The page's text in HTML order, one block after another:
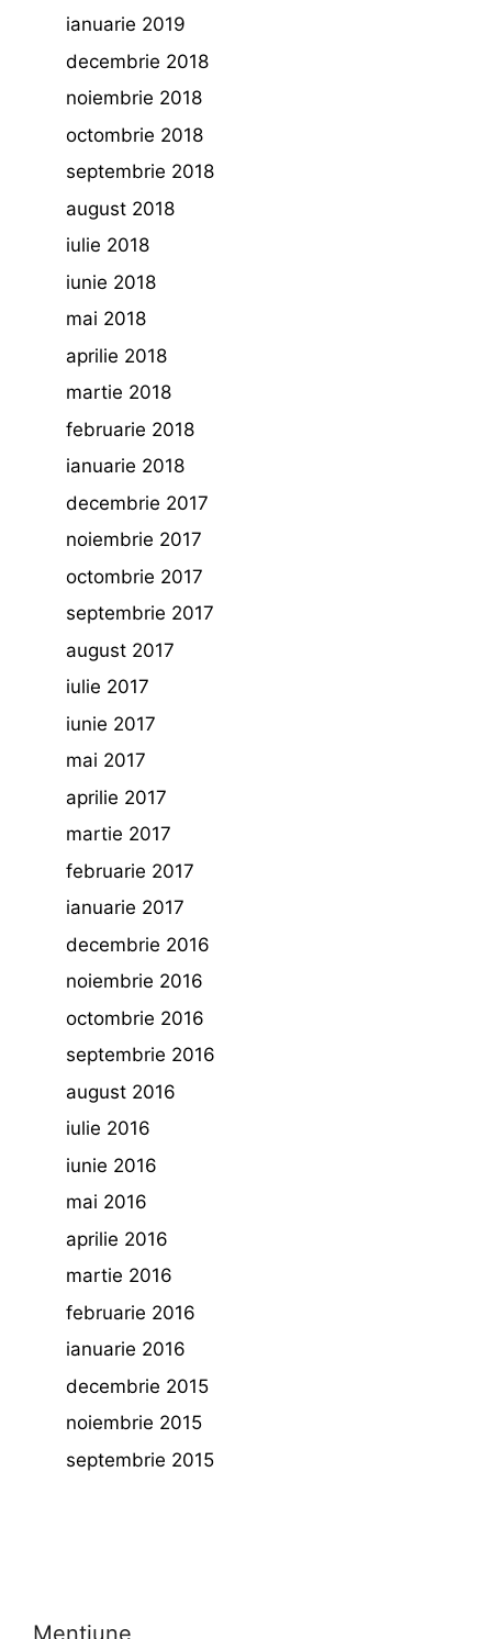
ianuarie 2019
decembrie 2018
noiembrie 2018
octombrie 2018
septembrie 2018
august 2018
iulie 2018
iunie 2018
mai 2018
aprilie 2018
martie 2018
februarie 2018
ianuarie 2018
decembrie 2017
noiembrie 2017
octombrie 2017
septembrie 2017
august 2017
iulie 2017
iunie 2017
mai 2017
aprilie 2017
martie 2017
februarie 2017
ianuarie 2017
decembrie 2016
noiembrie 2016
octombrie 2016
septembrie 2016
august 2016
iulie 2016
iunie 2016
mai 2016
aprilie 2016
martie 2016
februarie 2016
ianuarie 2016
decembrie 2015
noiembrie 2015
septembrie 2015
Mentiune